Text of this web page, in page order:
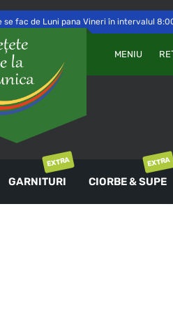
fac de Luni pana Vineri în intervalul
MENIU
GARNITURI
EXTRA
CIORBE & SUPE
EXTRA